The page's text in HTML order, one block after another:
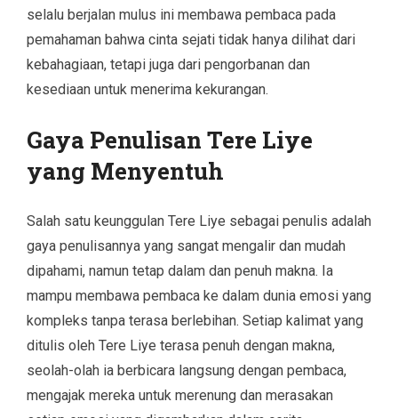
selalu berjalan mulus ini membawa pembaca pada
pemahaman bahwa cinta sejati tidak hanya dilihat dari
kebahagiaan, tetapi juga dari pengorbanan dan
kesediaan untuk menerima kekurangan.
Gaya Penulisan Tere Liye
yang Menyentuh
Salah satu keunggulan Tere Liye sebagai penulis adalah
gaya penulisannya yang sangat mengalir dan mudah
dipahami, namun tetap dalam dan penuh makna. Ia
mampu membawa pembaca ke dalam dunia emosi yang
kompleks tanpa terasa berlebihan. Setiap kalimat yang
ditulis oleh Tere Liye terasa penuh dengan makna,
seolah-olah ia berbicara langsung dengan pembaca,
mengajak mereka untuk merenung dan merasakan